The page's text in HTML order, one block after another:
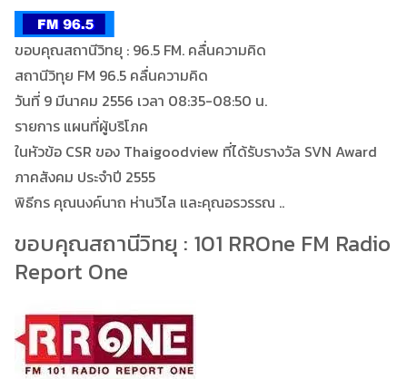
ขอบคุณสถานีวิทยุ : 96.5 FM. คลื่นความคิด
สถานีวิทุย FM 96.5 คลื่นความคิด
วันที่ 9 มีนาคม 2556 เวลา 08:35-08:50 น.
รายการ แผนที่ผู้บริโภค
ในหัวข้อ CSR ของ Thaigoodview ที่ได้รับรางวัล SVN Award
ภาคสังคม ประจำปี 2555
พิธีกร คุณนงค์นาถ ห่านวิไล และคุณอรวรรณ ..
ขอบคุณสถานีวิทยุ : 101 RROne FM Radio
Report One